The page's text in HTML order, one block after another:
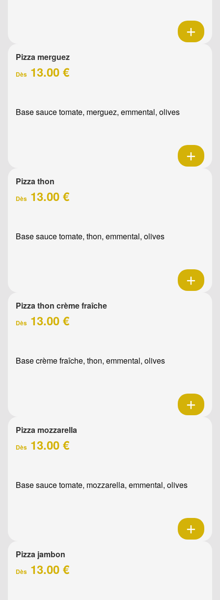
Pizza merguez
Dès 13.00 €
Base sauce tomate, merguez, emmental, olives
Pizza thon
Dès 13.00 €
Base sauce tomate, thon, emmental, olives
Pizza thon crème fraîche
Dès 13.00 €
Base crème fraîche, thon, emmental, olives
Pizza mozzarella
Dès 13.00 €
Base sauce tomate, mozzarella, emmental, olives
Pizza jambon
Dès 13.00 €